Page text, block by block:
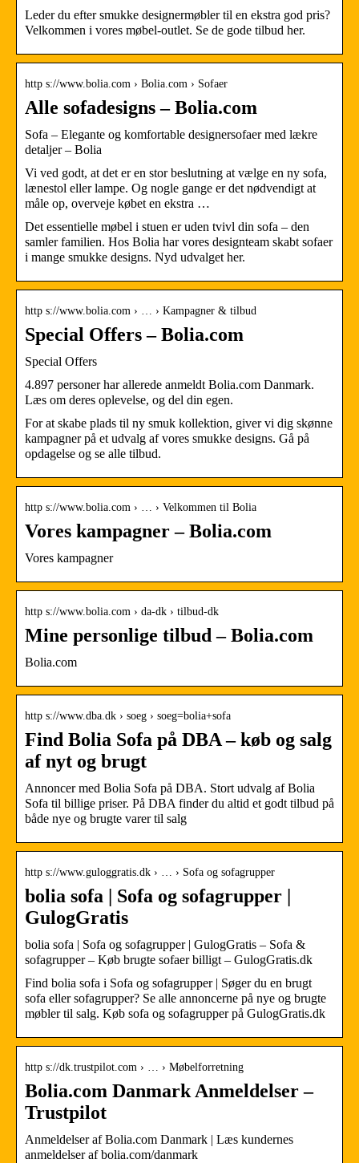
Leder du efter smukke designermøbler til en ekstra god pris?
Velkommen i vores møbel-outlet. Se de gode tilbud her.
http s://www.bolia.com › Bolia.com › Sofaer
Alle sofadesigns – Bolia.com
Sofa – Elegante og komfortable designersofaer med lækre
detaljer – Bolia
Vi ved godt, at det er en stor beslutning at vælge en ny sofa,
lænestol eller lampe. Og nogle gange er det nødvendigt at
måle op, overveje købet en ekstra …
Det essentielle møbel i stuen er uden tvivl din sofa – den
samler familien. Hos Bolia har vores designteam skabt sofaer
i mange smukke designs. Nyd udvalget her.
http s://www.bolia.com › … › Kampagner & tilbud
Special Offers – Bolia.com
Special Offers
4.897 personer har allerede anmeldt Bolia.com Danmark.
Læs om deres oplevelse, og del din egen.
For at skabe plads til ny smuk kollektion, giver vi dig skønne
kampagner på et udvalg af vores smukke designs. Gå på
opdagelse og se alle tilbud.
http s://www.bolia.com › … › Velkommen til Bolia
Vores kampagner – Bolia.com
Vores kampagner
http s://www.bolia.com › da-dk › tilbud-dk
Mine personlige tilbud – Bolia.com
Bolia.com
http s://www.dba.dk › soeg › soeg=bolia+sofa
Find Bolia Sofa på DBA – køb og salg
af nyt og brugt
Annoncer med Bolia Sofa på DBA. Stort udvalg af Bolia
Sofa til billige priser. På DBA finder du altid et godt tilbud på
både nye og brugte varer til salg
http s://www.guloggratis.dk › … › Sofa og sofagrupper
bolia sofa | Sofa og sofagrupper |
GulogGratis
bolia sofa | Sofa og sofagrupper | GulogGratis – Sofa &
sofagrupper – Køb brugte sofaer billigt – GulogGratis.dk
Find bolia sofa i Sofa og sofagrupper | Søger du en brugt
sofa eller sofagrupper? Se alle annoncerne på nye og brugte
møbler til salg. Køb sofa og sofagrupper på GulogGratis.dk
http s://dk.trustpilot.com › … › Møbelforretning
Bolia.com Danmark Anmeldelser –
Trustpilot
Anmeldelser af Bolia.com Danmark | Læs kundernes
anmeldelser af bolia.com/danmark